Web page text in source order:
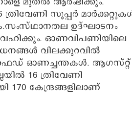
സൂപ്പര്‍
ഉദ്ഘാടനം
ഓണവിപണിയിലെ
വിലക്കുറവിൽ
ഓണച്ചന്തകൾ. ആഗസ്റ്റ്
16 ത്രിവേണി
കേന്ദ്രങ്ങളിലാണ്